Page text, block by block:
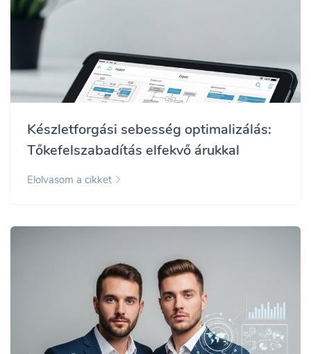
Készletforgási sebesség optimalizálás:
Tőkefelszabadítás elfekvő árukkal
Elolvasom a cikket